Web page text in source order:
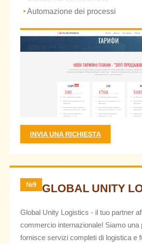
Automazione dei processi
INVIA UNA RICHIESTA
№9 GLOBAL UNITY
Global Unity Logistics - il tuo partner
commercio internazionale! Siamo una
fornisce servizi completi di logistica e